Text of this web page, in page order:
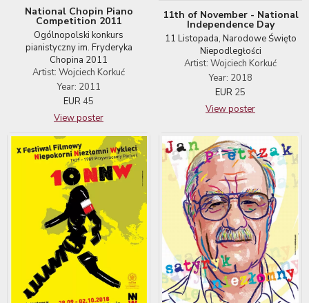
National Chopin Piano
Competition 2011
Ogólnopolski konkurs
pianistyczny im. Fryderyka
Chopina 2011
Artist: Wojciech Korkuć
Year: 2011
EUR 45
View poster
11th of November - National
Independence Day
11 Listopada, Narodowe Święto
Niepodległości
Artist: Wojciech Korkuć
Year: 2018
EUR 25
View poster